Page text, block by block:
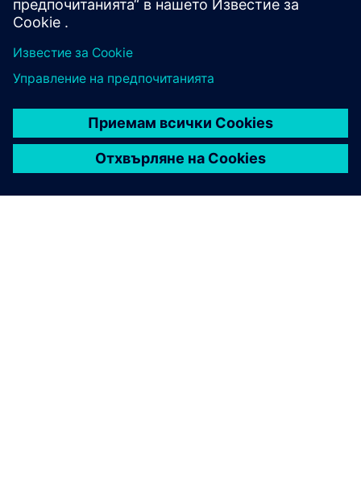
и надеждността за сложни актуализации на матрицата.